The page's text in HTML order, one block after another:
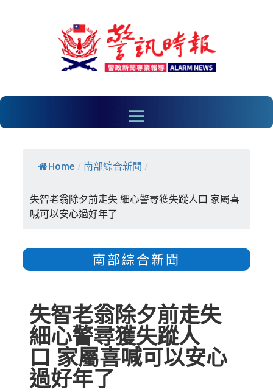
Home / 南部綜合新聞 /
失智老翁除夕前走失 細心警尋獲失蹤人口 家屬喜
喊可以安心過好年了
南部綜合新聞
失智老翁除夕前走失
細心警尋獲失蹤人
口 家屬喜喊可以安心
過好年了